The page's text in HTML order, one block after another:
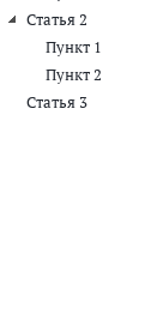
Статья 2
Пункт 1
Пункт 2
Статья 3